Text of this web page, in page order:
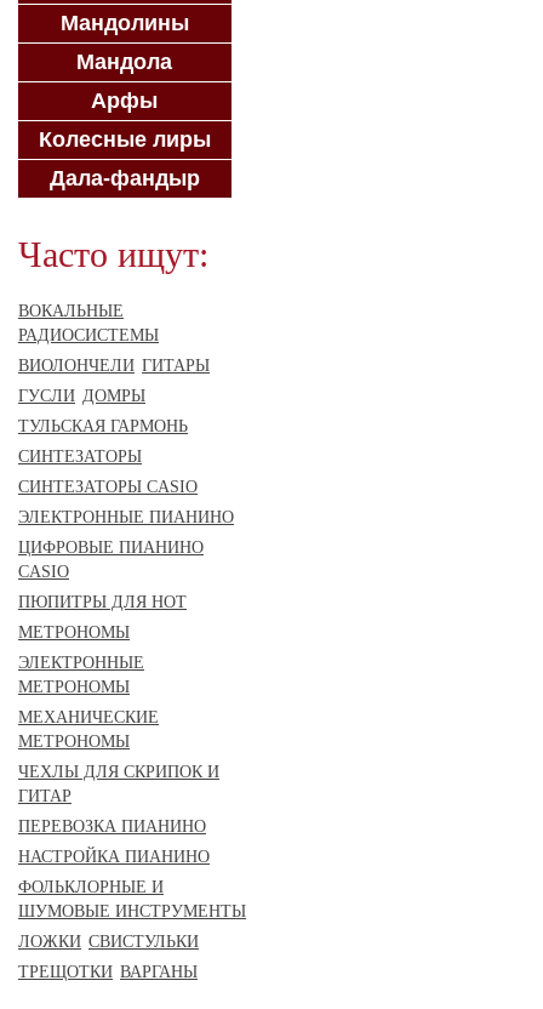
Мандолины
Мандола
Арфы
Колесные лиры
Дала-фандыр
Часто ищут:
ВОКАЛЬНЫЕ
РАДИОСИСТЕМЫ
ВИОЛОНЧЕЛИ ГИТАРЫ
ГУСЛИ ДОМРЫ
ТУЛЬСКАЯ ГАРМОНЬ
СИНТЕЗАТОРЫ
СИНТЕЗАТОРЫ CASIO
ЭЛЕКТРОННЫЕ ПИАНИНО
ЦИФРОВЫЕ ПИАНИНО
CASIO
ПЮПИТРЫ ДЛЯ НОТ
МЕТРОНОМЫ
ЭЛЕКТРОННЫЕ
МЕТРОНОМЫ
МЕХАНИЧЕСКИЕ
МЕТРОНОМЫ
ЧЕХЛЫ ДЛЯ СКРИПОК И
ГИТАР
ПЕРЕВОЗКА ПИАНИНО
НАСТРОЙКА ПИАНИНО
ФОЛЬКЛОРНЫЕ И
ШУМОВЫЕ ИНСТРУМЕНТЫ
ЛОЖКИ СВИСТУЛЬКИ
ТРЕЩОТКИ ВАРГАНЫ